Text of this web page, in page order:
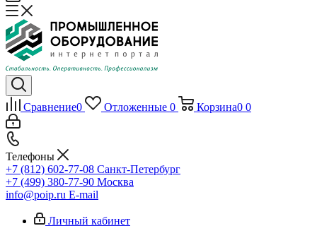
Сравнение0 Отложенные 0 Корзина0 0
Телефоны
+7 (812) 602-77-08 Санкт-Петербург
+7 (499) 380-77-90 Москва
info@poip.ru E-mail
Личный кабинет